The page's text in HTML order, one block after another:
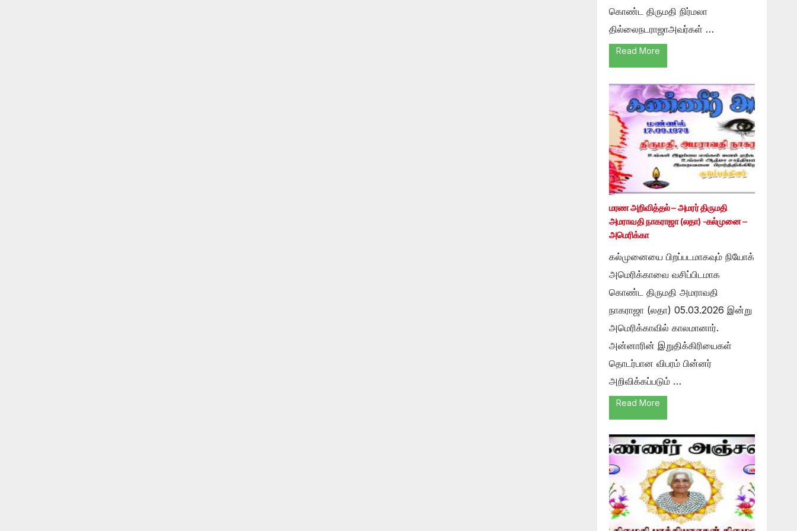
கொண்ட திருமதி நிர்மலா
தில்லைநடராஜாஅவர்கள் …
Read More
மரண அறிவித்தல் – அமரர் திருமதி
அமராவதி நாகராஜா (லதா) -கல்முனை –
அமெரிக்கா
கல்முனையை பிறப்படமாகவும் நியோக்
அமெரிக்காவை வசிப்பிடமாக
கொண்ட திருமதி அமராவதி
நாகராஜா (லதா) 05.03.2026 இன்று
அமெரிக்காவில் காலமானார்.
அன்னாரின் இறுதிக்கிரியைகள்
தொடர்பான விபரம் பின்னர்
அறிவிக்கப்படும் …
Read More